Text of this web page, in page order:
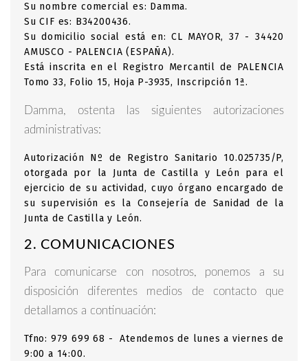
Su nombre comercial es: Damma.
Su CIF es: B34200436.
Su domicilio social está en: CL MAYOR, 37 - 34420
AMUSCO - PALENCIA (ESPAÑA).
Está inscrita en el Registro Mercantil de PALENCIA
Tomo 33, Folio 15, Hoja P-3935, Inscripción 1ª.
Damma, ostenta las siguientes autorizaciones
administrativas:
Autorización Nº de Registro Sanitario 10.025735/P,
otorgada por la Junta de Castilla y León para el
ejercicio de su actividad, cuyo órgano encargado de
su supervisión es la Consejería de Sanidad de la
Junta de Castilla y León.
2. COMUNICACIONES
Para comunicarse con nosotros, ponemos a su
disposición diferentes medios de contacto que
detallamos a continuación:
Tfno: 979 699 68 - Atendemos de lunes a viernes de
9:00 a 14:00.